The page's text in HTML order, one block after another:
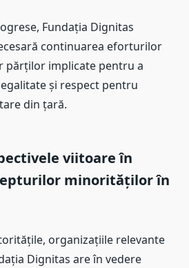
Fundația Dignitas
continuarea eforturilor
părților implicate pentru a
și respect pentru
din țară.
viitoare în
minorităților în
organizațiile relevante
Dignitas are în vedere